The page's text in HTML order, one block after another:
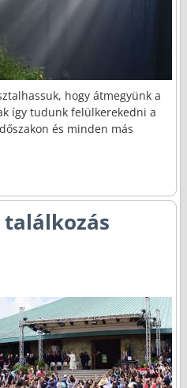
hogy átmegyünk a
így tudunk felülkerekedni a
és minden más